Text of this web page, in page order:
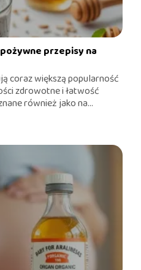
przepisy na
coraz większą popularność
zdrowotne i łatwość
również jako na...